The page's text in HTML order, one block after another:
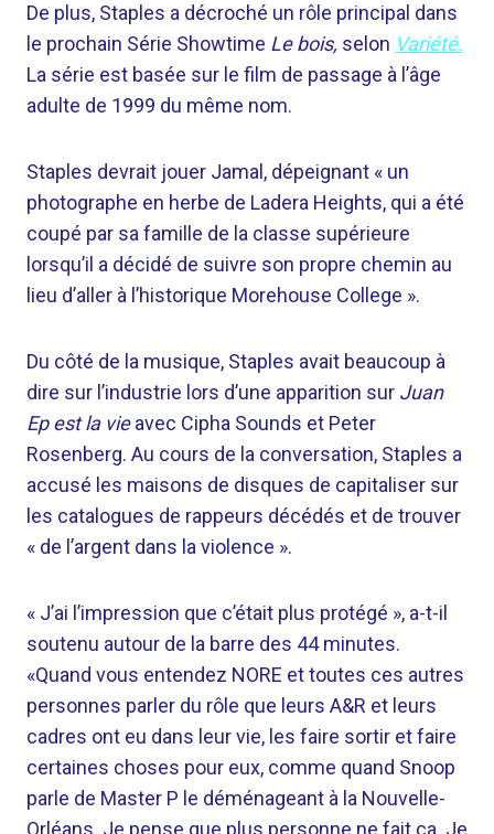
De plus, Staples a décroché un rôle principal dans
le prochain Série Showtime Le bois, selon Variété.
La série est basée sur le film de passage à l’âge
adulte de 1999 du même nom.
Staples devrait jouer Jamal, dépeignant « un
photographe en herbe de Ladera Heights, qui a été
coupé par sa famille de la classe supérieure
lorsqu’il a décidé de suivre son propre chemin au
lieu d’aller à l’historique Morehouse College ».
Du côté de la musique, Staples avait beaucoup à
dire sur l’industrie lors d’une apparition sur Juan
Ep est la vieavec Cipha Sounds et Peter
Rosenberg. Au cours de la conversation, Staples a
accusé les maisons de disques de capitaliser sur
les catalogues de rappeurs décédés et de trouver
« de l’argent dans la violence ».
« J’ai l’impression que c’était plus protégé », a-t-il
soutenu autour de la barre des 44 minutes.
«Quand vous entendez NORE et toutes ces autres
personnes parler du rôle que leurs A&R et leurs
cadres ont eu dans leur vie, les faire sortir et faire
certaines choses pour eux, comme quand Snoop
parle de Master P le déménageant à la Nouvelle-
Orléans. Je pense que plus personne ne fait ça. Je